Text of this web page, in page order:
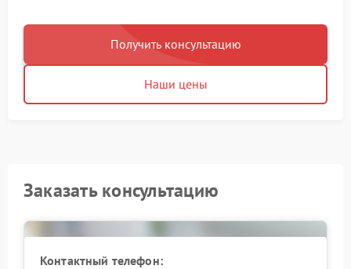
Получить консультацию
Наши цены
Заказать консультацию
Контактный телефон: